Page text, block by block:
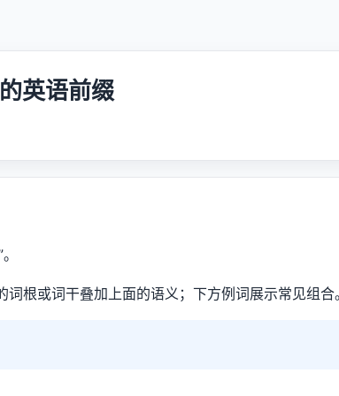
英语前缀
词根或词干叠加上面的语义；下方例词展示常见组合